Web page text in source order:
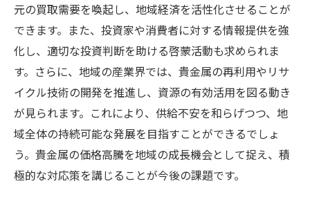
元の買取需要を喚起し、地域経済を活性化させることが
できます。また、投資家や消費者に対する情報提供を強
化し、適切な投資判断を助ける啓蒙活動も求められま
す。さらに、地域の産業界では、貴金属の再利用やリサ
イクル技術の開発を推進し、資源の有効活用を図る動き
が見られます。これにより、供給不安を和らげつつ、地
域全体の持続可能な発展を目指すことができるでしょ
う。貴金属の価格高騰を地域の成長機会として捉え、積
極的な対応策を講じることが今後の課題です。